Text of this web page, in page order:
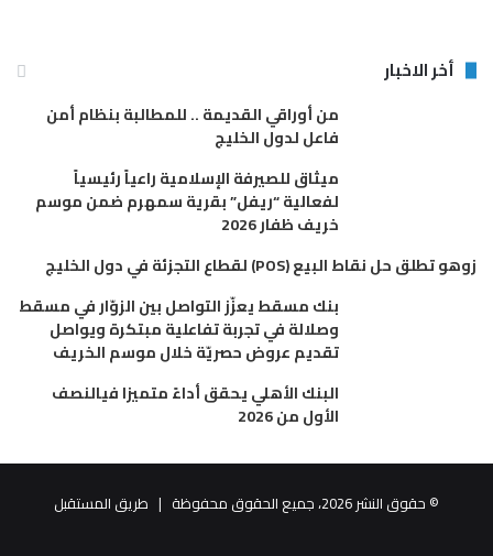
أخر الاخبار
من أوراقي القديمة .. للمطالبة بنظام أمن
فاعل لدول الخليج
ميثاق للصيرفة الإسلامية راعياً رئيسياً
لفعالية “ريفل” بقرية سمهرم ضمن موسم
خريف ظفار 2026
زوهو تطلق حل نقاط البيع (POS) لقطاع التجزئة في دول الخليج
بنك مسقط يعزّز التواصل بين الزوّار في مسقط
وصلالة في تجربة تفاعلية مبتكرة ويواصل
تقديم عروض حصريّة خلال موسم الخريف
البنك الأهلي يحقق أداءً متميزا فيالنصف
الأول من 2026
© حقوق النشر 2026، جميع الحقوق محفوظة | طريق المستقبل